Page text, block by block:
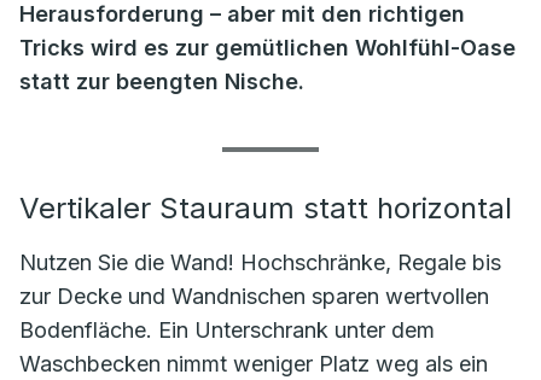
Herausforderung – aber mit den richtigen
Tricks wird es zur gemütlichen Wohlfühl-Oase
statt zur beengten Nische.
Vertikaler Stauraum statt horizontal
Nutzen Sie die Wand! Hochschränke, Regale bis
zur Decke und Wandnischen sparen wertvollen
Bodenfläche. Ein Unterschrank unter dem
Waschbecken nimmt weniger Platz weg als ein